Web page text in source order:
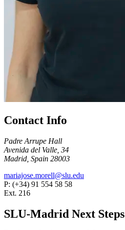
Contact Info
Padre Arrupe Hall
Avenida del Valle, 34
Madrid, Spain 28003
mariajose.morell@slu.edu
P: (+34) 91 554 58 58
Ext. 216
SLU-Madrid Next Steps